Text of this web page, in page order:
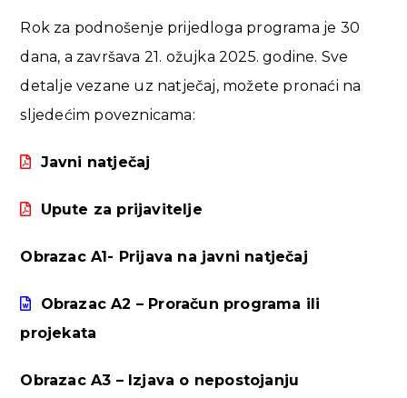
Rok za podnošenje prijedloga programa je 30
dana, a završava 21. ožujka 2025. godine. Sve
detalje vezane uz natječaj, možete pronaći na
sljedećim poveznicama:
Javni natječaj
Upute za prijavitelje
Obrazac A1- Prijava na javni natječaj
Obrazac A2 – Proračun programa ili
projekata
Obrazac A3 – Izjava o nepostojanju